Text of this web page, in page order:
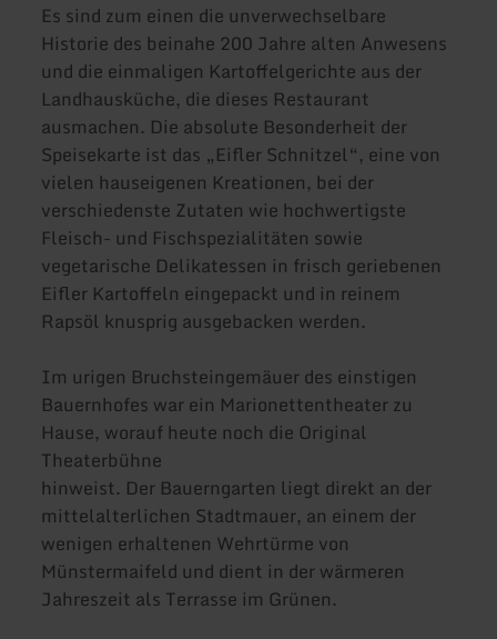
Es sind zum einen die unverwechselbare
Historie des beinahe 200 Jahre alten Anwesens
und die einmaligen Kartoffelgerichte aus der
Landhausküche, die dieses Restaurant
ausmachen. Die absolute Besonderheit der
Speisekarte ist das „Eifler Schnitzel“, eine von
vielen hauseigenen Kreationen, bei der
verschiedenste Zutaten wie hochwertigste
Fleisch- und Fischspezialitäten sowie
vegetarische Delikatessen in frisch geriebenen
Eifler Kartoffeln eingepackt und in reinem
Rapsöl knusprig ausgebacken werden.
Im urigen Bruchsteingemäuer des einstigen
Bauernhofes war ein Marionettentheater zu
Hause, worauf heute noch die Original
Theaterbühne
hinweist. Der Bauerngarten liegt direkt an der
mittelalterlichen Stadtmauer, an einem der
wenigen erhaltenen Wehrtürme von
Münstermaifeld und dient in der wärmeren
Jahreszeit als Terrasse im Grünen.